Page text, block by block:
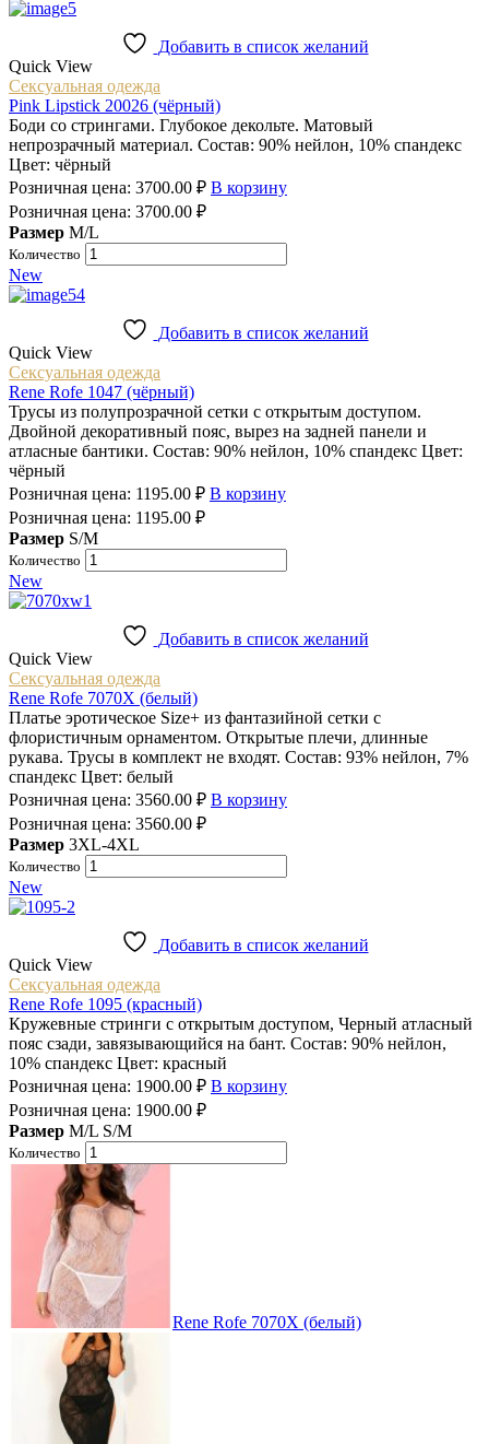
Добавить в список желаний
Quick View
Сексуальная одежда
Pink Lipstick 20026 (чёрный)
Боди со стрингами. Глубокое декольте. Матовый
непрозрачный материал. Состав: 90% нейлон, 10% спандекс
Цвет: чёрный
Розничная цена: 3700.00 ₽ В корзину
Розничная цена: 3700.00 ₽
Размер M/L
Количество
New
Добавить в список желаний
Quick View
Сексуальная одежда
Rene Rofe 1047 (чёрный)
Трусы из полупрозрачной сетки с открытым доступом.
Двойной декоративный пояс, вырез на задней панели и
атласные бантики. Состав: 90% нейлон, 10% спандекс Цвет:
чёрный
Розничная цена: 1195.00 ₽ В корзину
Розничная цена: 1195.00 ₽
Размер S/M
Количество
New
Добавить в список желаний
Quick View
Сексуальная одежда
Rene Rofe 7070X (белый)
Платье эротическое Size+ из фантазийной сетки с
флористичным орнаментом. Открытые плечи, длинные
рукава. Трусы в комплект не входят. Состав: 93% нейлон, 7%
спандекс Цвет: белый
Розничная цена: 3560.00 ₽ В корзину
Розничная цена: 3560.00 ₽
Размер 3XL-4XL
Количество
New
Добавить в список желаний
Quick View
Сексуальная одежда
Rene Rofe 1095 (красный)
Кружевные стринги с открытым доступом, Черный атласный
пояс сзади, завязывающийся на бант. Состав: 90% нейлон,
10% спандекс Цвет: красный
Розничная цена: 1900.00 ₽ В корзину
Розничная цена: 1900.00 ₽
Размер M/L S/M
Количество
Rene Rofe 7070X (белый)